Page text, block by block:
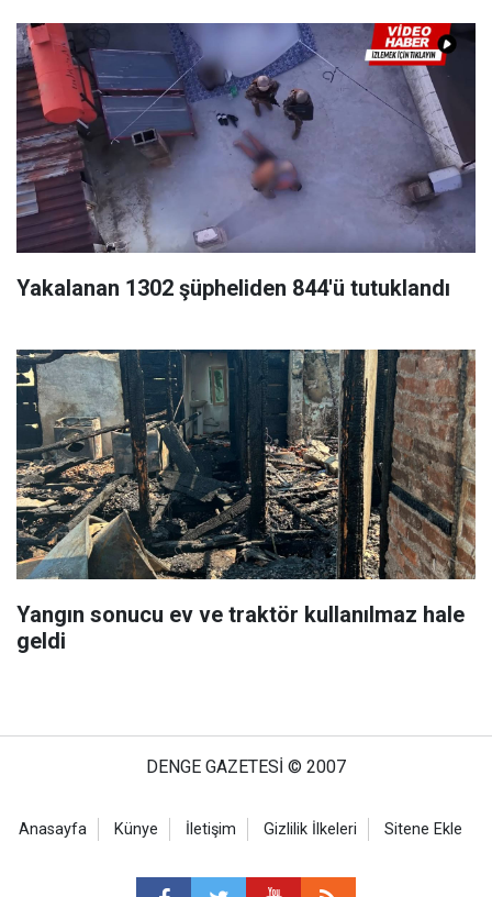
Yakalanan 1302 şüpheliden 844'ü tutuklandı
Yangın sonucu ev ve traktör kullanılmaz hale
geldi
DENGE GAZETESİ © 2007
Anasayfa Künye İletişim Gizlilik İlkeleri Sitene Ekle